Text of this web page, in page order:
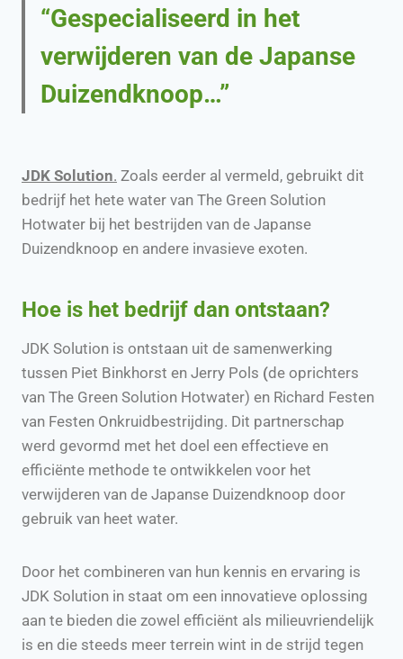
“Gespecialiseerd in het
verwijderen van de Japanse
Duizendknoop…”
JDK Solution. Zoals eerder al vermeld, gebruikt dit
bedrijf het hete water van The Green Solution
Hotwater bij het bestrijden van de Japanse
Duizendknoop en andere invasieve exoten.
Hoe is het bedrijf dan ontstaan?
JDK Solution is ontstaan uit de samenwerking
tussen Piet Binkhorst en Jerry Pols (de oprichters
van The Green Solution Hotwater) en Richard Festen
van Festen Onkruidbestrijding. Dit partnerschap
werd gevormd met het doel een effectieve en
efficiënte methode te ontwikkelen voor het
verwijderen van de Japanse Duizendknoop door
gebruik van heet water.
Door het combineren van hun kennis en ervaring is
JDK Solution in staat om een innovatieve oplossing
aan te bieden die zowel efficiënt als milieuvriendelijk
is en die steeds meer terrein wint in de strijd tegen